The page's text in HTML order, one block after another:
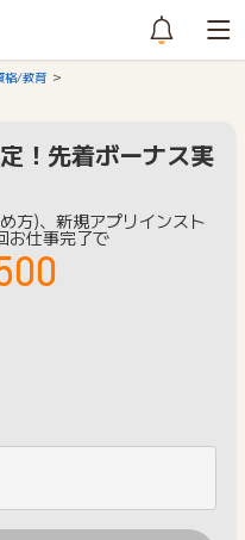
格/教育
！先着ボーナス実
方)、新規アプリインスト
お仕事完了で